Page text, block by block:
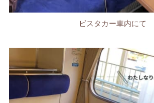
ビスタカー車内にて